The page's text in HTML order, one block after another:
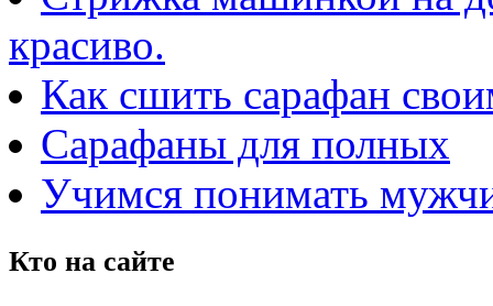
красиво.
Как сшить сарафан
Сарафаны для полных
Учимся понимать
Кто на сайте